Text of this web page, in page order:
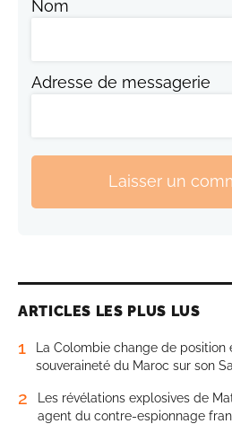
Nom
Adresse de messagerie
Laisser un
ARTICLES LES PLUS LUS
1
La Colombie change de position
souveraineté du Maroc sur son
2
Les révélations explosives de
agent du contre-espionnage